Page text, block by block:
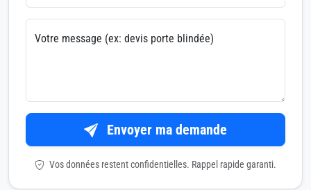
Votre message (ex: devis porte blindée)
Envoyer ma demande
Vos données restent confidentielles. Rappel rapide garanti.